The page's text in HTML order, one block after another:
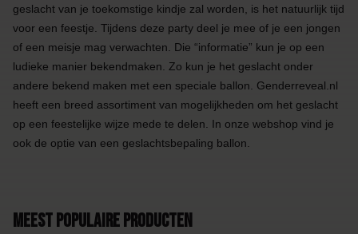
geslacht van je toekomstige kindje zal worden, is het natuurlijk tijd
voor een feestje. Tijdens deze party deel je mee of je een jongen
of een meisje mag verwachten. Die “informatie” kun je op een
ludieke manier bekendmaken. Zo kun je het geslacht onder
andere bekend maken met een speciale ballon. Genderreveal.nl
heeft een breed assortiment van mogelijkheden om het geslacht
op een feestelijke wijze mede te delen. In onze webshop vind je
ook de optie van een geslachtsbepaling ballon.
Meest populaire producten